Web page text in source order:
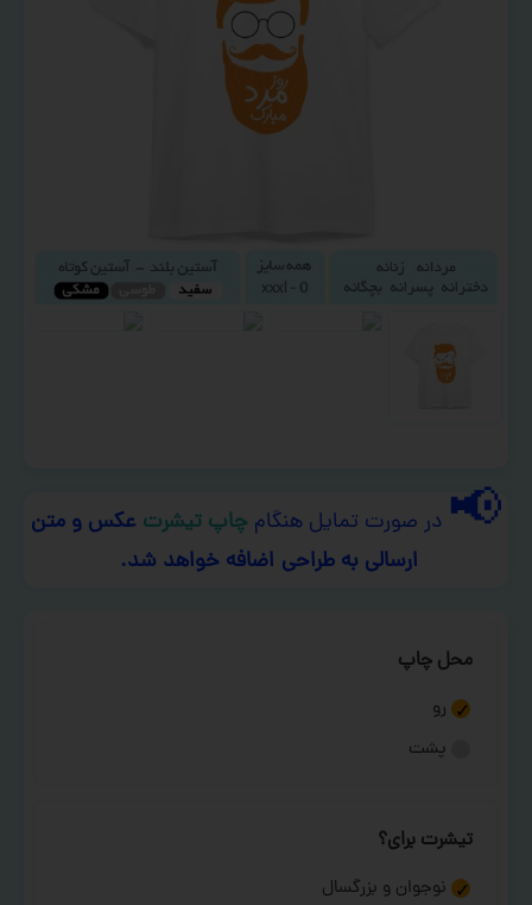
📢 در صورت تمایل هنگام چاپ تیشرت عکس و متن
ارسالی به طراحی اضافه خواهد شد.
محل چاپ
رو
پشت
تیشرت برای؟
نوجوان و بزرگسال